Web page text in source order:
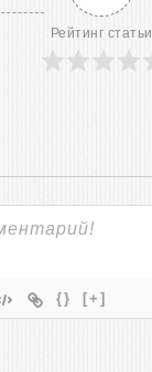
Рейтинг статьи
{} [+]